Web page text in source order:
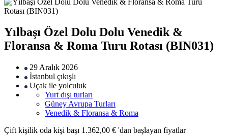
Yılbaşı Özel Dolu Dolu Venedik &
Floransa & Roma Turu Rotası (BIN031)
29 Aralık 2026
İstanbul çıkışlı
Uçak ile yolculuk
Yurt dışı turları
Güney Avrupa Turları
Venedik & Floransa & Roma
Çift kişilik oda kişi başı 1.362,00 € 'dan başlayan fiyatlar